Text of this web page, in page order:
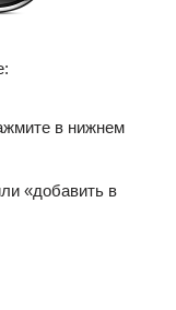
в нижнем
«добавить в